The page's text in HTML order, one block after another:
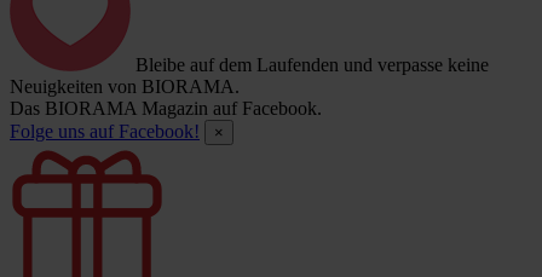
Bleibe auf dem Laufenden und verpasse keine
Neuigkeiten von BIORAMA.
Das BIORAMA Magazin auf Facebook.
Folge uns auf Facebook!
×